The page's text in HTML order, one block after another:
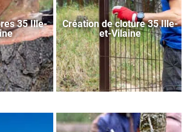
35 Ille-
Création de cloture 35 Ille-
et-Vilaine